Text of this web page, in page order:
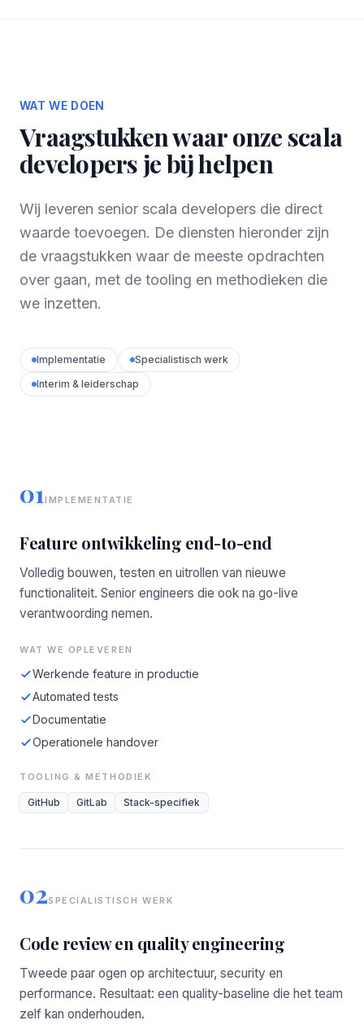
WAT WE DOEN
Vraagstukken waar onze scala
developers je bij helpen
Wij leveren senior scala developers die direct
waarde toevoegen. De diensten hieronder zijn
de vraagstukken waar de meeste opdrachten
over gaan, met de tooling en methodieken die
we inzetten.
Implementatie
Specialistisch werk
Interim & leiderschap
01IMPLEMENTATIE
Feature ontwikkeling end-to-end
Volledig bouwen, testen en uitrollen van nieuwe
functionaliteit. Senior engineers die ook na go-live
verantwoording nemen.
WAT WE OPLEVEREN
Werkende feature in productie
Automated tests
Documentatie
Operationele handover
TOOLING & METHODIEK
GitHub GitLab Stack-specifiek
02SPECIALISTISCH WERK
Code review en quality engineering
Tweede paar ogen op architectuur, security en
performance. Resultaat: een quality-baseline die het team
zelf kan onderhouden.